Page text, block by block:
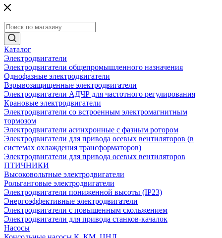
Каталог
Электродвигатели
Электродвигатели общепромышленного назначения
Однофазные электродвигатели
Взрывозащищенные электродвигатели
Электродвигатели АДЧР для частотного регулирования
Крановые электродвигатели
Электродвигатели со встроенным электромагнитным
тормозом
Электродвигатели асинхронные с фазным ротором
Электродвигатели для привода осевых вентиляторов (в
системах охлаждения трансформаторов)
Электродвигатели для привода осевых вентиляторов
ПТИЧНИКИ
Высоковольтные электродвигатели
Рольганговые электродвигатели
Электродвигатели пониженной высоты (IP23)
Энергоэффективные электродвигатели
Электродвигатели с повышенным скольжением
Электродвигатели для привода станков-качалок
Насосы